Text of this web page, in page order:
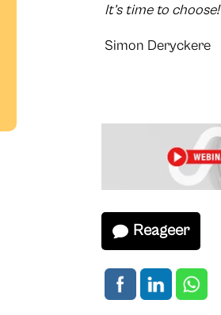
It’s time to choose!
Simon Deryckere
Reageer